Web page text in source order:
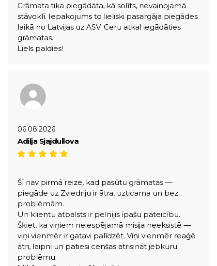
Grāmata tika piegādāta, kā solīts, nevainojamā
stāvoklī. Iepakojums to lieliski pasargāja piegādes
laikā no Latvijas uz ASV. Ceru atkal iegādāties
grāmatas.
Liels paldies!
06.08.2026
Adilja Sjajdullova
Šī nav pirmā reize, kad pasūtu grāmatas —
piegāde uz Zviedriju ir ātra, uzticama un bez
problēmām.
Un klientu atbalsts ir pelnījis īpašu pateicību.
Šķiet, ka viņiem neiespējamā misija neeksistē —
viņi vienmēr ir gatavi palīdzēt. Viņi vienmēr reaģē
ātri, laipni un patiesi cenšas atrisināt jebkuru
problēmu.